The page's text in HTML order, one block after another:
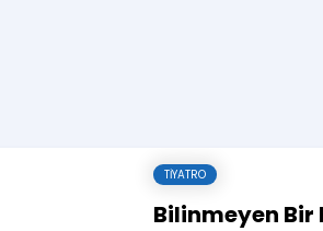
TIYATRO
Bilinmeyen Bir